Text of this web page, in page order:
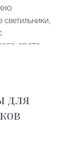
светильники ,
света.
и мы в
в
для